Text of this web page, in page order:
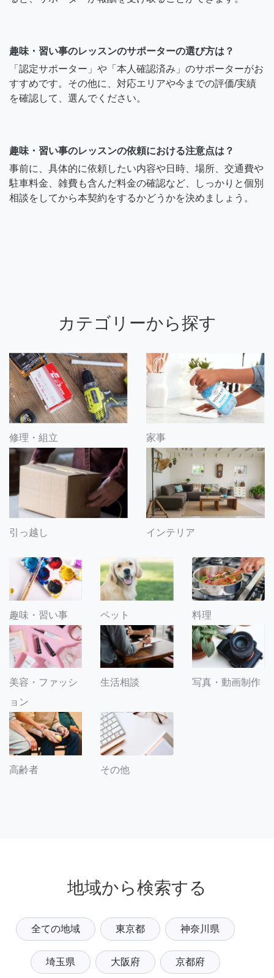
趣味・習い事のレッスンのサポーターの選び方は？
「認定サポーター」や「本人確認済み」のサポーターがお
すすめです。その他に、対応エリアや今までの評価/実績
を確認して、選んでください。
趣味・習い事のレッスンの依頼における注意点は？
事前に、具体的に依頼したい内容や日時、場所、交通費や
駐車料金、雑費も含んだ料金の確認など、しっかりと個別
相談をしてから本契約をするかどうかを決めましょう。
カテゴリーから探す
修理・組立 家事
引っ越し インテリア
趣味・習い事 ペット 料理
美容・ファッシ
ョン
生活相談 写真・動画制作
高齢者 その他
地域から検索する
全ての地域 東京都 神奈川県
埼玉県 大阪府 京都府